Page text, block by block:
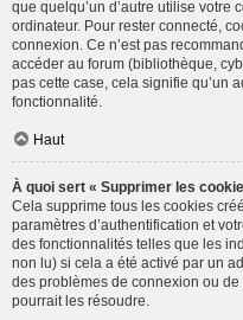
que quelqu’un d’autre utilise votre
ordinateur. Pour rester connecté,
connexion. Ce n’est pas
accéder au forum (bibliothèque,
pas cette case, cela signifie qu’un
fonctionnalité.
Haut
À quoi sert « Supprimer les
Cela supprime tous les cookies
paramètres d’authentification et
des fonctionnalités telles que les
non lu) si cela a été activé par un
des problèmes de connexion ou
pourrait les résoudre.